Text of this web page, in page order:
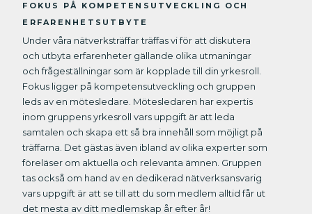
FOKUS PÅ KOMPETENSUTVECKLING OCH
ERFARENHETSUTBYTE
Under våra nätverksträffar träffas vi för att diskutera
och utbyta erfarenheter gällande olika utmaningar
och frågeställningar som är kopplade till din yrkesroll.
Fokus ligger på kompetensutveckling och gruppen
leds av en mötesledare. Mötesledaren har expertis
inom gruppens yrkesroll vars uppgift är att leda
samtalen och skapa ett så bra innehåll som möjligt på
träffarna. Det gästas även ibland av olika experter som
föreläser om aktuella och relevanta ämnen. Gruppen
tas också om hand av en dedikerad nätverksansvarig
vars uppgift är att se till att du som medlem alltid får ut
det mesta av ditt medlemskap år efter år!